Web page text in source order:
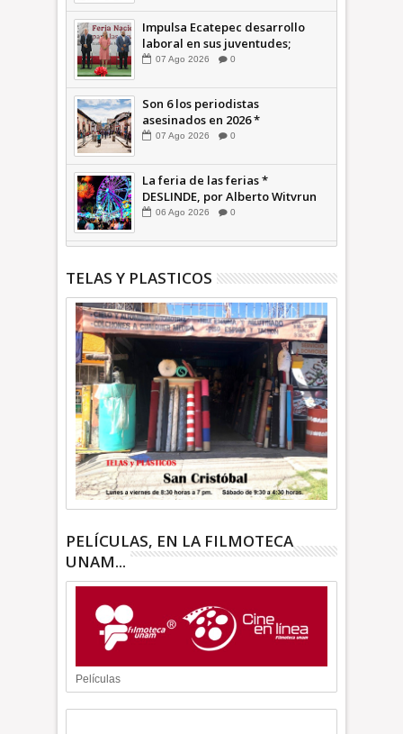
Impulsa Ecatepec desarrollo
laboral en sus juventudes;
inauguran Feria de Empleo y
INFORMATIVA
07 Ago 2026 0
Son 6 los periodistas
asesinados en 2026 *
COMENTARIO A TIEMPO
07 Ago 2026 0
La feria de las ferias *
DESLINDE, por Alberto Witvrun
06 Ago 2026 0
TELAS Y PLASTICOS
PELÍCULAS, EN LA FILMOTECA
UNAM...
Películas